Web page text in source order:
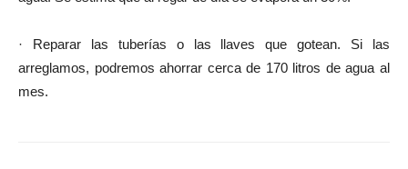
· Reparar las tuberías o las llaves que gotean. Si las
arreglamos, podremos ahorrar cerca de 170 litros de agua al
mes.